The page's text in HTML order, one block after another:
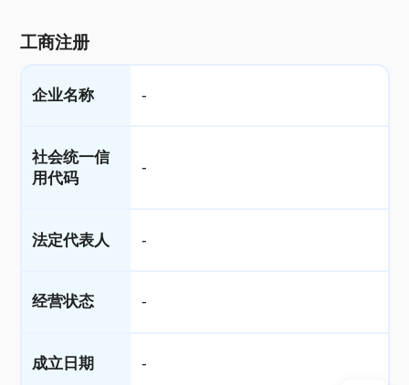
工商注册
企业名称 -
社会统一信
用代码
-
法定代表人 -
经营状态 -
成立日期 -